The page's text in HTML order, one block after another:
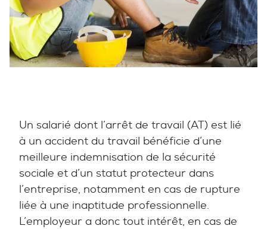
Un salarié dont l’arrêt de travail (AT) est lié
à un accident du travail bénéficie d’une
meilleure indemnisation de la sécurité
sociale et d’un statut protecteur dans
l’entreprise, notamment en cas de rupture
liée à une inaptitude professionnelle.
L’employeur a donc tout intérêt, en cas de